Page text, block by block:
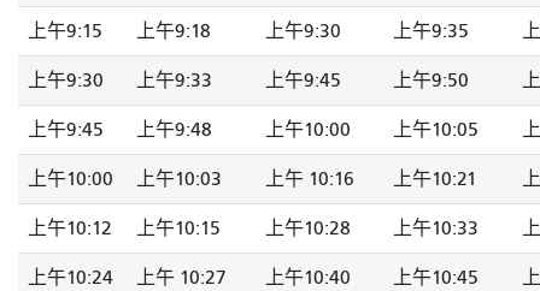
上午9:15 上午9:18 上午9:30 上午9:35
上午9:30 上午9:33 上午9:45 上午9:50
上午9:45 上午9:48 上午10:00 上午10:05
上午10:00 上午10:03 上午 10:16 上午10:21
上午10:12 上午10:15 上午10:28 上午10:33
上午10:24 上午 10:27 上午10:40 上午10:45